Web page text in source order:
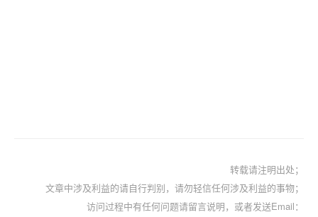
转载请注明出处；
文章中涉及利益的请自行判别，请勿轻信任何涉及利益的事物；
访问过程中有任何问题请留言说明，或者发送Email：